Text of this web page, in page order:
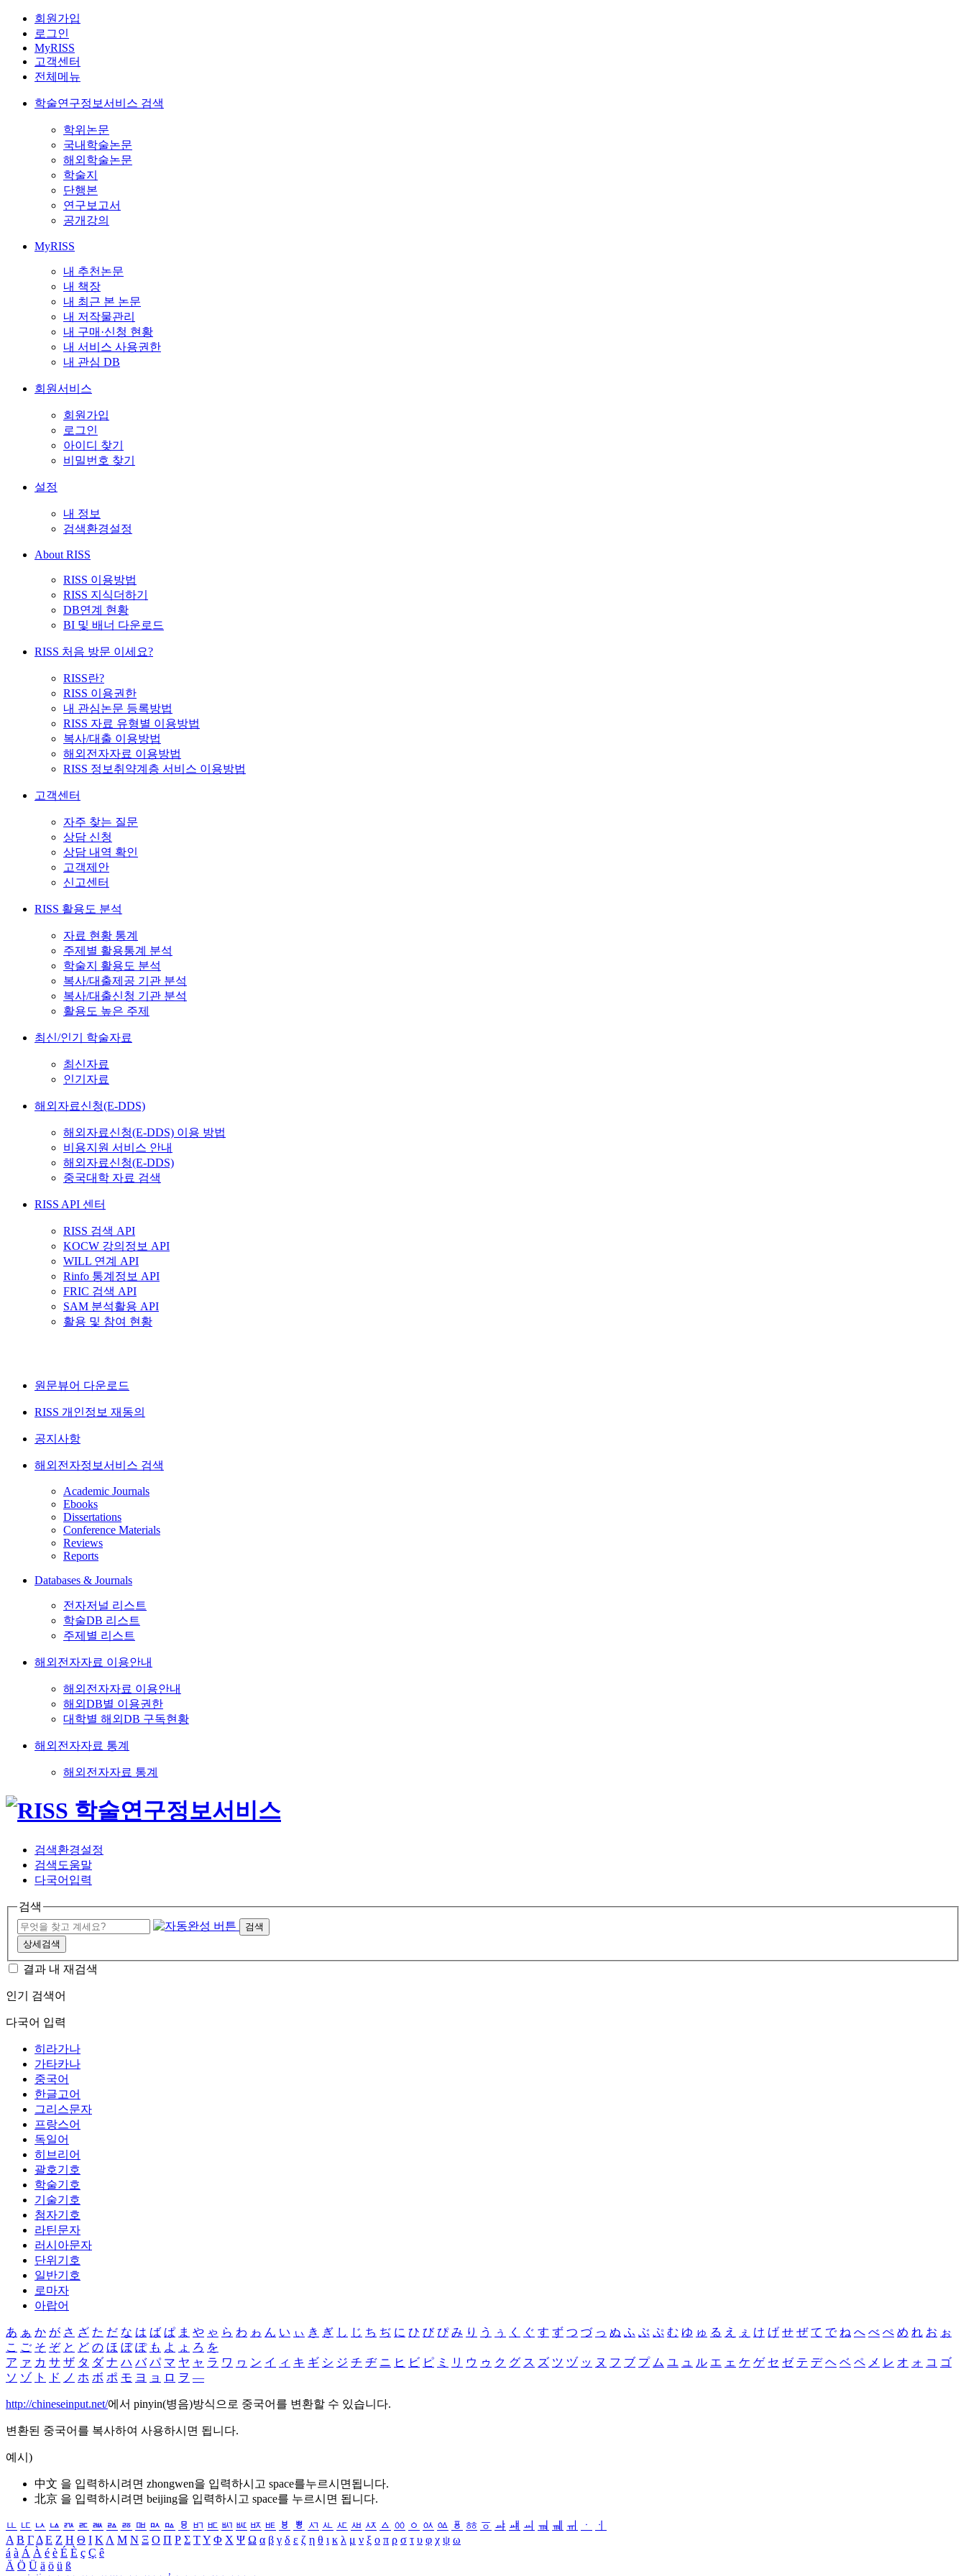
회원가입
로그인
MyRISS
고객센터
전체메뉴
학술연구정보서비스 검색
학위논문
국내학술논문
해외학술논문
학술지
단행본
연구보고서
공개강의
MyRISS
내 추천논문
내 책장
내 최근 본 논문
내 저작물관리
내 구매·신청 현황
내 서비스 사용권한
내 관심 DB
회원서비스
회원가입
로그인
아이디 찾기
비밀번호 찾기
설정
내 정보
검색환경설정
About RISS
RISS 이용방법
RISS 지식더하기
DB연계 현황
BI 및 배너 다운로드
RISS 처음 방문 이세요?
RISS란?
RISS 이용권한
내 관심논문 등록방법
RISS 자료 유형별 이용방법
복사/대출 이용방법
해외전자자료 이용방법
RISS 정보취약계층 서비스 이용방법
고객센터
자주 찾는 질문
상담 신청
상담 내역 확인
고객제안
신고센터
RISS 활용도 분석
자료 현황 통계
주제별 활용통계 분석
학술지 활용도 분석
복사/대출제공 기관 분석
복사/대출신청 기관 분석
활용도 높은 주제
최신/인기 학술자료
최신자료
인기자료
해외자료신청(E-DDS)
해외자료신청(E-DDS) 이용 방법
비용지원 서비스 안내
해외자료신청(E-DDS)
중국대학 자료 검색
RISS API 센터
RISS 검색 API
KOCW 강의정보 API
WILL 연계 API
Rinfo 통계정보 API
FRIC 검색 API
SAM 분석활용 API
활용 및 참여 현황
원문뷰어 다운로드
RISS 개인정보 재동의
공지사항
해외전자정보서비스 검색
Academic Journals
Ebooks
Dissertations
Conference Materials
Reviews
Reports
Databases & Journals
전자저널 리스트
학술DB 리스트
주제별 리스트
해외전자자료 이용안내
해외전자자료 이용안내
해외DB별 이용권한
대학별 해외DB 구독현황
해외전자자료 통계
해외전자자료 통계
검색환경설정
검색도움말
다국어입력
검색
검색
상세검색
결과 내 재검색
인기 검색어
다국어 입력
히라가나
가타카나
중국어
한글고어
그리스문자
프랑스어
독일어
히브리어
괄호기호
학술기호
기술기호
첨자기호
라틴문자
러시아문자
단위기호
일반기호
로마자
아랍어
あ ぁ か が さ ざ た だ な は ば ぱ ま や ゃ ら わ ゎ ん い ぃ き ぎ し じ ち ぢ に ひ び ぴ み り う ぅ く ぐ す ず つ づ っ ぬ ふ ぶ ぷ む ゆ ゅ る え ぇ け げ せ ぜ て で ね へ べ ぺ め れ お ぉ
こ ご そ ぞ と ど の ほ ぼ ぽ も よ ょ ろ を
ア ァ カ サ ザ タ ダ ナ ハ バ パ マ ヤ ャ ラ ワ ヮ ン イ ィ キ ギ シ ジ チ ヂ ニ ヒ ビ ピ ミ リ ウ ゥ ク グ ス ズ ツ ヅ ッ ヌ フ ブ プ ム ユ ュ ル エ ェ ケ ゲ セ ゼ テ デ ヘ ベ ペ メ レ オ ォ コ ゴ
ソ ゾ ト ド ノ ホ ボ ポ モ ヨ ョ ロ ヲ ―
http://chineseinput.net/에서 pinyin(병음)방식으로 중국어를 변환할 수 있습니다.
변환된 중국어를 복사하여 사용하시면 됩니다.
예시)
中文 을 입력하시려면 zhongwen을 입력하시고 space를누르시면됩니다.
北京 을 입력하시려면 beijing을 입력하시고 space를 누르시면 됩니다.
ㅥ ㅦ ㅧ ㅨ ㅩ ㅪ ㅫ ㅬ ㅭ ㅮ ㅯ ㅰ ㅱ ㅲ ㅳ ㅴ ㅵ ㅶ ㅷ ㅸ ㅹ ㅺ ㅻ ㅼ ㅽ ㅾ ㅿ ㆀ ㆁ ㆂ ㆃ ㆄ ㆅ ㆆ ㆇ ㆈ ㆉ ㆊ ㆋ ㆌ ㆍ
ㆎ
Α Β ΓΔ Ε Ζ Η Θ Ι ΚΛ Μ Ν Ξ Ο Π Ρ Σ ΤΥ Φ Χ Ψ Ω α β γ δ ε ζ η θ ι κ λ μ ν ξ ο π ρ σ τ υ φ χ ψ ω
á à Á À é è É È ç Ç ê
Ä Ö Ü ä ö ü ß